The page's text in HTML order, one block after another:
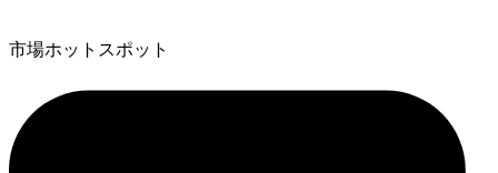
市場ホットスポット